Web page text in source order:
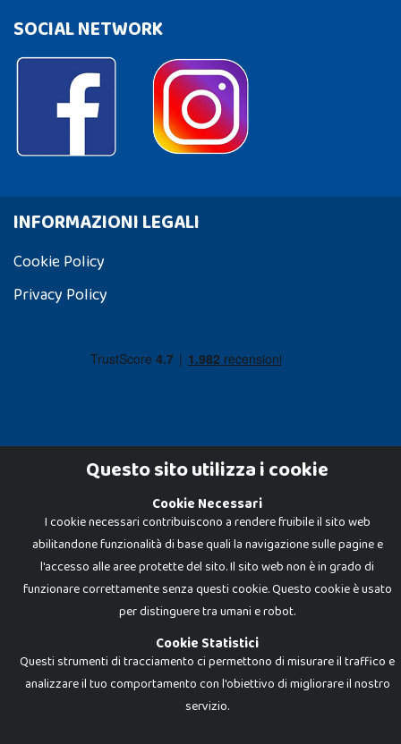
SOCIAL NETWORK
INFORMAZIONI LEGALI
Cookie Policy
Privacy Policy
Dadi e Mattoncini è un brand di Giocabene Srl. Ogni riproduzione o utilizzo non
espressamente autorizzato è severamente vietato. Tutti i loghi, marchi,
brand elencati nel presente shop sono di proprietà dei rispettivi titolari.
I prezzi e le promozioni pubblicate potrebbero differire da quanto esposto in
negozio.
Giocabene Srl - via della Posta 8, 20123 Milano (MI)
P.IVA 02608090425 - REA AN201199 - C.S. 10.000 i.v.
Questo sito utilizza i cookie
Cookie Necessari
I cookie necessari contribuiscono a rendere fruibile il sito web
abilitandone funzionalità di base quali la navigazione sulle pagine e
l'accesso alle aree protette del sito. Il sito web non è in grado di
funzionare correttamente senza questi cookie. Questo cookie è usato
per distinguere tra umani e robot.
Cookie Statistici
Questi strumenti di tracciamento ci permettono di misurare il traffico e
analizzare il tuo comportamento con l'obiettivo di migliorare il nostro
servizio.